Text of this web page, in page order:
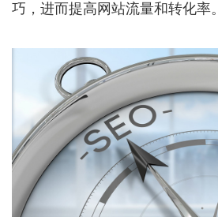
巧，进而提高网站流量和转化率。